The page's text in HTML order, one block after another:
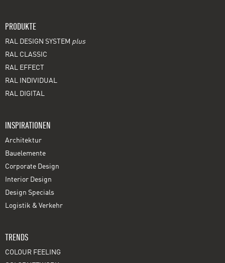
PRODUKTE
RAL DESIGN SYSTEM plus
RAL CLASSIC
RAL EFFECT
RAL INDIVIDUAL
RAL DIGITAL
INSPIRATIONEN
Architektur
Bauelemente
Corporate Design
Interior Design
Design Specials
Logistik & Verkehr
TRENDS
COLOUR FEELING